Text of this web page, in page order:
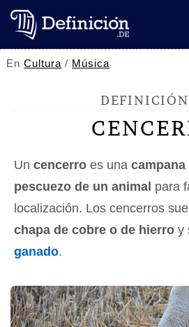
EnCultura / Música
Un cencerro es una campana
pescuezo de un animal para
localización. Los cencerros
chapa de cobre o de hierro y
ganado.